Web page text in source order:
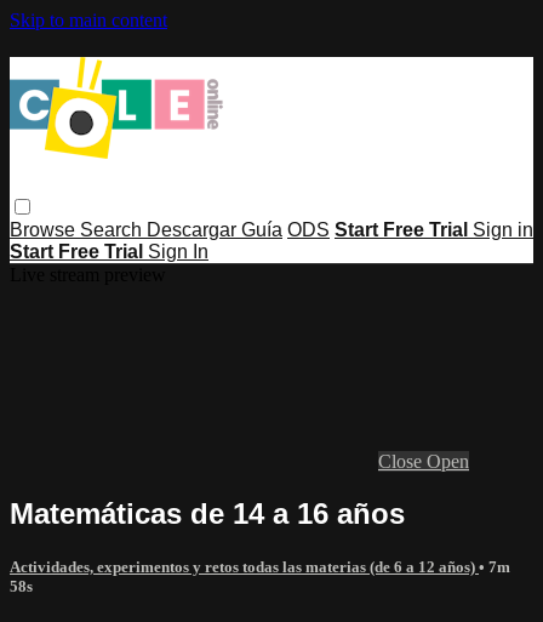
Skip to main content
Browse Search Descargar Guía ODS Start Free Trial Sign in
Start Free Trial Sign In
Close Open
Matemáticas de 14 a 16 años
Actividades, experimentos y retos todas las materias (de 6 a 12 años) • 7m
58s